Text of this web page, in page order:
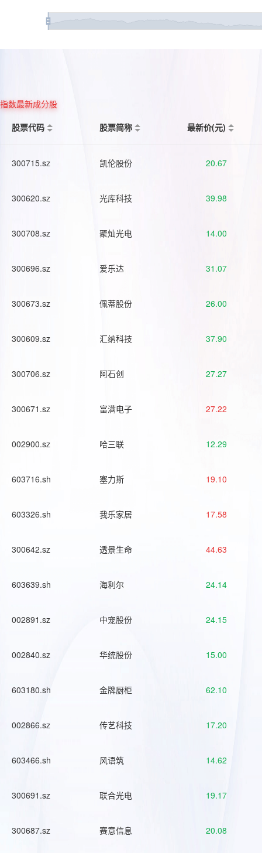
指数最新成分股
股票代码
股票简称 最新价(元)
300715.sz 凯伦股份 20.67
300620.sz 光库科技 39.98
300708.sz 聚灿光电 14.00
300696.sz 爱乐达 31.07
300673.sz 佩蒂股份 26.00
300609.sz 汇纳科技 37.90
300706.sz 阿石创 27.27
300671.sz 富满电子 27.22
002900.sz 哈三联 12.29
603716.sh 塞力斯 19.10
603326.sh 我乐家居 17.58
300642.sz 透景生命 44.63
603639.sh 海利尔 24.14
002891.sz 中宠股份 24.15
002840.sz 华统股份 15.00
603180.sh 金牌厨柜 62.10
002866.sz 传艺科技 17.20
603466.sh 风语筑 14.62
300691.sz 联合光电 19.17
300687.sz 赛意信息 20.08